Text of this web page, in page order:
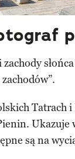
Tatrach
są na